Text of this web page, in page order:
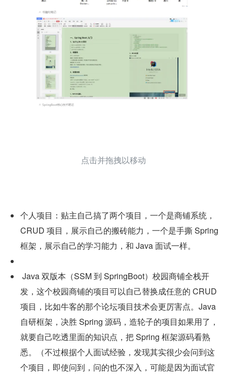
点击并拖拽以移动
个人项目：贴主自己搞了两个项目，一个是商铺系统，
CRUD 项目，展示自己的搬砖能力，一个是手撕 Spring
框架，展示自己的学习能力，和 Java 面试一样。
Java 双版本（SSM 到 SpringBoot）校园商铺全栈开
发，这个校园商铺的项目可以自己替换成任意的 CRUD
项目，比如牛客的那个论坛项目技术会更厉害点。Java
自研框架，决胜 Spring 源码，造轮子的项目如果用了，
就要自己吃透里面的知识点，把 Spring 框架源码看熟
悉。（不过根据个人面试经验，发现其实很少会问到这
个项目，即使问到，问的也不深入，可能是因为面试官